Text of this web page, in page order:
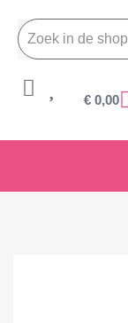
€ 0,00